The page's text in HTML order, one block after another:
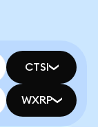
CTSI
WXRP